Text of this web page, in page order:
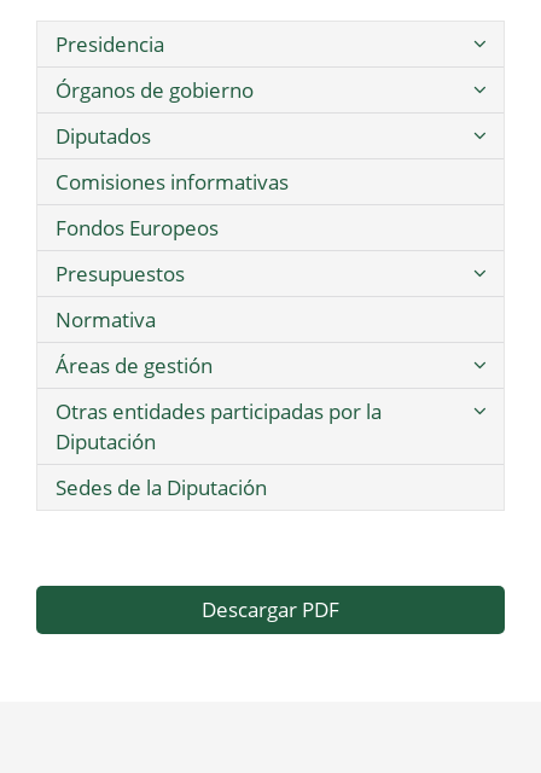
Presidencia
Órganos de gobierno
Diputados
Comisiones informativas
Fondos Europeos
Presupuestos
Normativa
Áreas de gestión
Otras entidades participadas por la
Diputación
Sedes de la Diputación
Descargar PDF